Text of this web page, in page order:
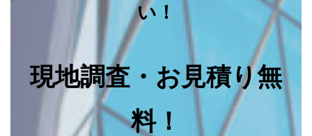
い！
現地調査・お見積り無
料！